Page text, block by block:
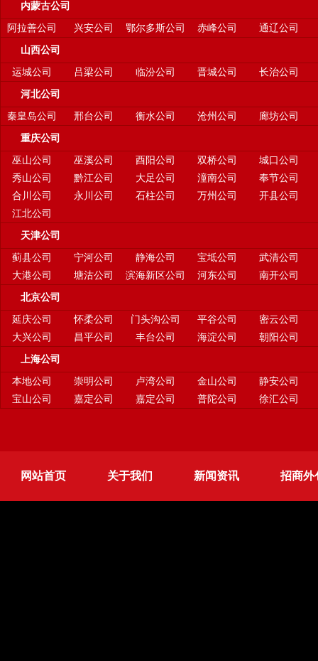
内蒙古公司
阿拉善公司 兴安公司 鄂尔多斯公司 赤峰公司 通辽公司
山西公司
运城公司 吕梁公司 临汾公司 晋城公司 长治公司
河北公司
秦皇岛公司 邢台公司 衡水公司 沧州公司 廊坊公司
重庆公司
巫山公司 巫溪公司 酉阳公司 双桥公司
城口公司
秀山公司
黔江公司 大足公司 潼南公司
奉节公司
合川公司
永川公司 石柱公司 万州公司
开县公司
江北公司
天津公司
蓟县公司 宁河公司 静海公司 宝坻公司
武清公司
大港公司
塘沽公司 滨海新区公司 河东公司 南开公司
北京公司
延庆公司 怀柔公司 门头沟公司 平谷公司
密云公司
大兴公司
昌平公司 丰台公司 海淀公司 朝阳公司
上海公司
本地公司 崇明公司 卢湾公司 金山公司
静安公司
宝山公司
嘉定公司 嘉定公司 普陀公司 徐汇公司
网站首页 关于我们 新闻资讯 招商外